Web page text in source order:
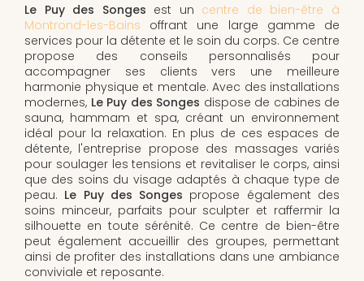
Le Puy des Songes est un centre de bien-être à
Montrond-les-Bains offrant une large gamme de
services pour la détente et le soin du corps. Ce centre
propose des conseils personnalisés pour
accompagner ses clients vers une meilleure
harmonie physique et mentale. Avec des installations
modernes, Le Puy des Songes dispose de cabines de
sauna, hammam et spa, créant un environnement
idéal pour la relaxation. En plus de ces espaces de
détente, l'entreprise propose des massages variés
pour soulager les tensions et revitaliser le corps, ainsi
que des soins du visage adaptés à chaque type de
peau. Le Puy des Songes propose également des
soins minceur, parfaits pour sculpter et raffermir la
silhouette en toute sérénité. Ce centre de bien-être
peut également accueillir des groupes, permettant
ainsi de profiter des installations dans une ambiance
conviviale et reposante.